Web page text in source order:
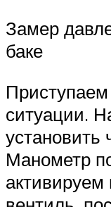
Замер
баке
ситуации.
установить
Манометр
активируем